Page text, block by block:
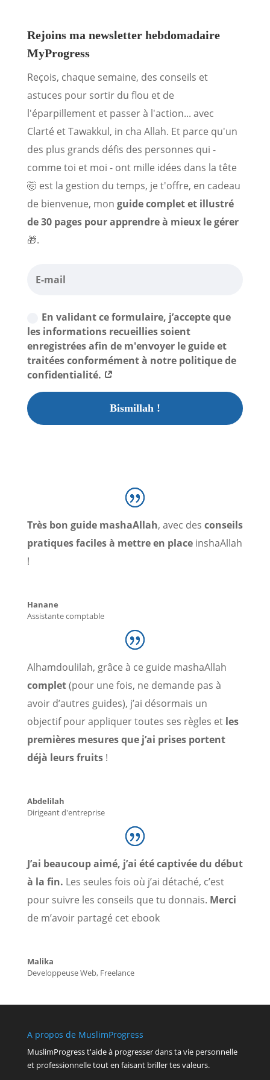
Rejoins ma newsletter hebdomadaire
MyProgress
Reçois, chaque semaine, des conseils et
astuces pour sortir du flou et de
l'éparpillement et passer à l'action... avec
Clarté et Tawakkul, in cha Allah. Et parce qu'un
des plus grands défis des personnes qui -
comme toi et moi - ont mille idées dans la tête
🤯 est la gestion du temps, je t'offre, en cadeau
de bienvenue, mon guide complet et illustré
de 30 pages pour apprendre à mieux le gérer
🎁.
En validant ce formulaire, j’accepte que
les informations recueillies soient
enregistrées afin de m'envoyer le guide et
traitées conformément à notre politique de
confidentialité.
Bismillah !
Très bon guide mashaAllah, avec des conseils
pratiques faciles à mettre en placeinshaAllah
!
Hanane
Assistante comptable
Alhamdoulilah, grâce à ce guide mashaAllah
complet(pour une fois, ne demande pas à
avoir d’autres guides), j’ai désormais un
objectif pour appliquer toutes ses règles et les
premières mesures que j’ai prises portent
déjà leurs fruits!
Abdelilah
Dirigeant d'entreprise
J’ai beaucoup aimé, j’ai été captivée du début
à la fin. Les seules fois où j’ai détaché, c’est
pour suivre les conseils que tu donnais. Merci
de m’avoir partagé cet ebook
Malika
Developpeuse Web, Freelance
A propos de MuslimProgress
MuslimProgress t'aide à progresser dans ta vie personnelle
et professionnelle tout en faisant briller tes valeurs.